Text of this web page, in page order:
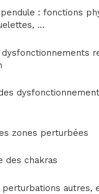
: fonctions
…
dysfonctionnements
zones perturbées
des chakras
perturbations autres,